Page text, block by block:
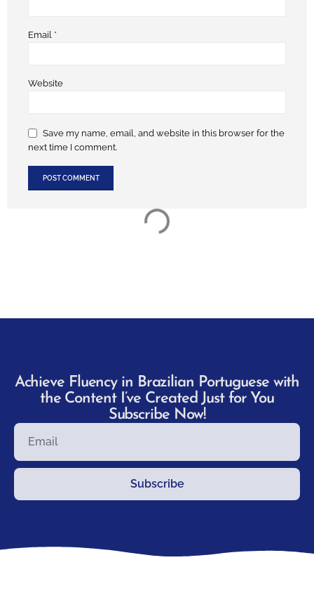
Email *
Website
Save my name, email, and website in this browser for the
next time I comment.
Achieve Fluency in Brazilian Portuguese with
the Content I’ve Created Just for You
Subscribe Now!
Subscribe